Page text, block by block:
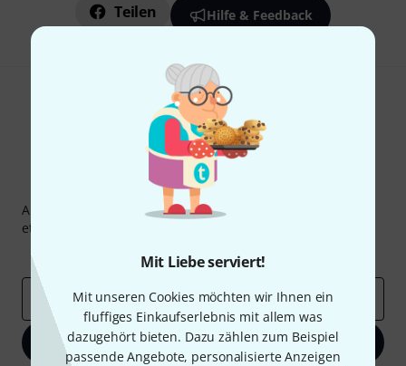
Mit Liebe serviert!
Mit unseren Cookies möchten wir Ihnen ein
fluffiges Einkaufserlebnis mit allem was
dazugehört bieten. Dazu zählen zum Beispiel
passende Angebote, personalisierte Anzeigen
Teilen Hilfe & Feedback
Thomann Newsletter
Abonniere den Thomann Newsletter und gewinne mit
etwas Glück einen von
Inspirierende Beiträge
Deals
E-Mail-Adresse*
Jetzt anmelden